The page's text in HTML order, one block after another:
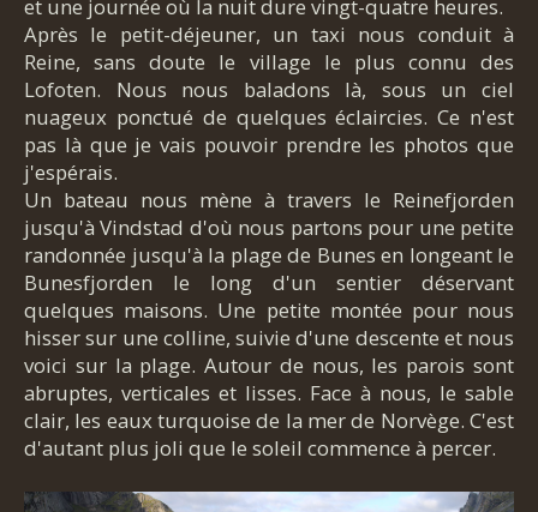
et une journée où la nuit dure vingt-quatre heures.
Après le petit-déjeuner, un taxi nous conduit à
Reine, sans doute le village le plus connu des
Lofoten. Nous nous baladons là, sous un ciel
nuageux ponctué de quelques éclaircies. Ce n'est
pas là que je vais pouvoir prendre les photos que
j'espérais.
Un bateau nous mène à travers le Reinefjorden
jusqu'à Vindstad d'où nous partons pour une petite
randonnée jusqu'à la plage de Bunes en longeant le
Bunesfjorden le long d'un sentier déservant
quelques maisons. Une petite montée pour nous
hisser sur une colline, suivie d'une descente et nous
voici sur la plage. Autour de nous, les parois sont
abruptes, verticales et lisses. Face à nous, le sable
clair, les eaux turquoise de la mer de Norvège. C'est
d'autant plus joli que le soleil commence à percer.